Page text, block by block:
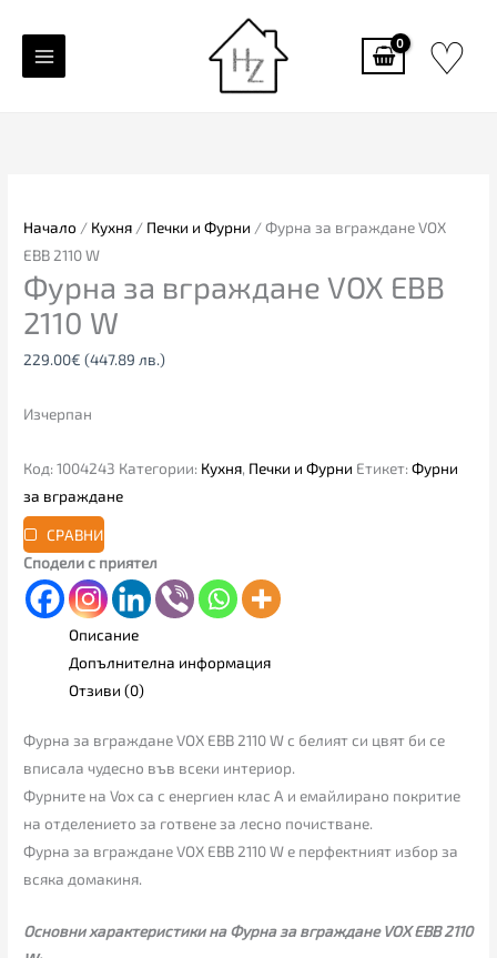
content
♡
Начало / Кухня / Печки и Фурни / Фурна за вграждане VOX
EBB 2110 W
Фурна за вграждане VOX EBB
2110 W
229.00€ (447.89 лв.)
Изчерпан
Код:1004243 Категории: Кухня, Печки и Фурни Етикет:Фурни
за вграждане
СРАВНИ
Сподели с приятел
Описание
Допълнителна информация
Отзиви (0)
Фурна за вграждане VOX EBB 2110 W с белият си цвят би се
вписала чудесно във всеки интериор.
Фурните на Vox са с енергиен клас А и емайлирано покритие
на отделението за готвене за лесно почистване.
Фурна за вграждане VOX EBB 2110 W е перфектният избор за
всяка домакиня.
Основни характеристики на Фурна за вграждане VOX EBB 2110